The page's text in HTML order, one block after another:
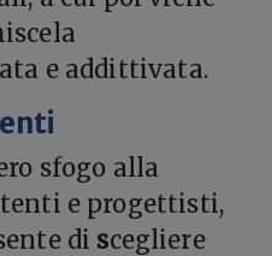
e addittivata.
sfogo alla
e progettisti,
di scegliere